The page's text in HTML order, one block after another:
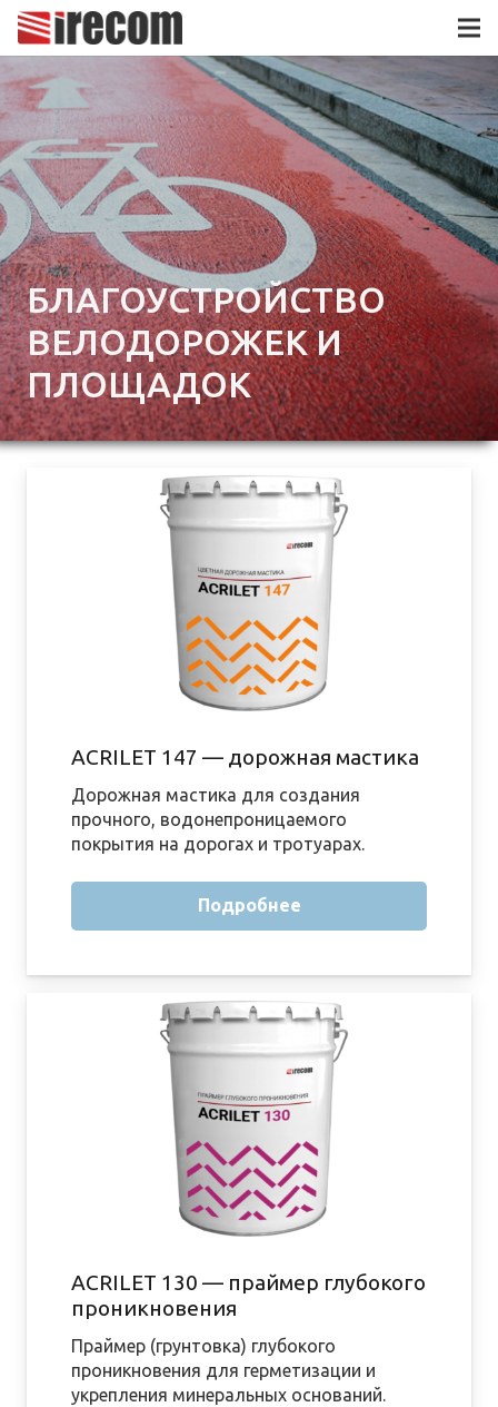
БЛАГОУСТРОЙСТВО
ВЕЛОДОРОЖЕК И
ПЛОЩАДОК
ACRILET 147 — дорожная мастика
Дорожная мастика для создания
прочного, водонепроницаемого
покрытия на дорогах и тротуарах.
Подробнее
ACRILET 130 — праймер глубокого
проникновения
Праймер (грунтовка) глубокого
проникновения для герметизации и
укрепления минеральных оснований.